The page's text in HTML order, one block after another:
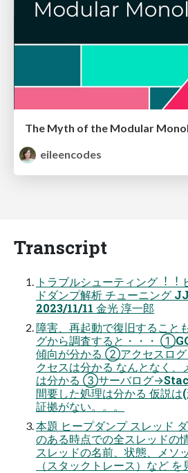
eileencodes
Transcript
トラブルシューティング︕︕
ドダンプ解析 チューニング
2023/11/11 ⾦光 淳⼀郎
障害、再起動で復旧すること
グから調査すると・・・
傾向が分かる ②アクセスロ
クセスは分かる なんとなく、
は分かる ③サーバログ
間要した処理は分かる 仮説は(
証拠がない。。。
本題 ヒープダンプ スレッド
のある時点での全スレッドの
スレッドの名前、状態、メソ
（スタックトレース）など